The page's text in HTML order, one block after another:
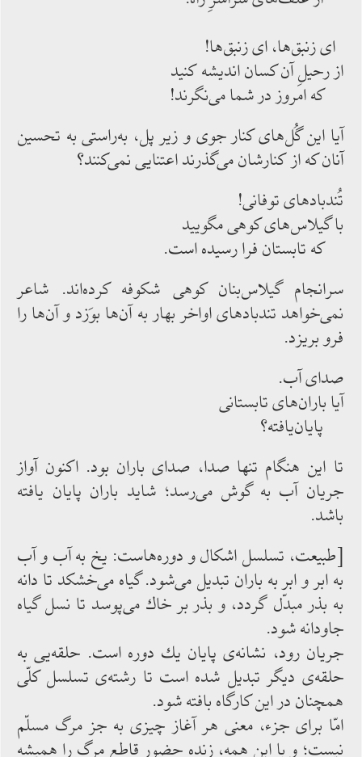
ای زنبق‌‌‌ها، ای زنبق‌‌‌ها!
از رحیلِ آن كسان اندیشه‌‌‌ كنید
كه امروز در شما می‌‌‌نگرند!
آیا این گُل‌‌‌های كنار جوی و زیر پل، به‌‌‌راستی به تحسین
آنان كه از كنارشان می‌‌‌گذرند اعتنایی ‌‌‌نمی‌‌‌كنند؟
تُندبادهای توفانی!
با گیلاس‌‌‌های كوهی مگویید
كه تابستان فرا رسیده ‌‌‌است.
سرانجام گیلاس‌‌‌بنان كوهی شكوفه ‌‌‌كرده‌‌‌اند. شاعر
نمی‌‌‌خواهد تندبادهای اواخر بهار به آن‌‌‌ها بوَزد و آن‌‌‌ها را
فرو بریزد.
صدای آب.
آیا باران‌‌‌های تابستانی
پایان‌‌‌یافته؟
تا این هنگام تنها صدا، صدای باران بود. اكنون آواز
جریان آب به گوش می‌‌‌رسد؛ شاید باران پایان یافته
‌‌‌باشد.
[طبیعت، تسلسل اشكال و دوره‌‌‌هاست: یخ به آب و آب
به ابر و ابر به باران تبدیل ‌‌‌می‌‌‌شود. گیاه می‌‌‌خشكد تا دانه
به بذر مبدّل‌‌‌ گردد، و بذر بر خاك می‌‌‌پوسد تا نسل گیاه
جاودانه ‌‌‌شود.
جریان رود، نشانه‌‌‌ی پایان یك دوره است. حلقه‌‌‌یی به
حلقه‌‌‌ی دیگر تبدیل شده‌‌‌ است تا رشته‌‌‌ی تسلسل كلّی
همچنان در این كارگاه بافته ‌‌‌شود.
امّا برای جزء، معنی هر آغاز چیزی به جز مرگ مسلّم
نیست؛ و با این‌‌‌ همه، زنده حضور قاطع مرگ را همیشه